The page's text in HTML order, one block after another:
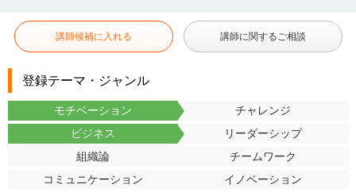
講師候補に入れる 講師に関するご相談
登録テーマ・ジャンル
モチベーション
チャレンジ
ビジネス
リーダーシップ
組織論
チームワーク
コミュニケーション
イノベーション